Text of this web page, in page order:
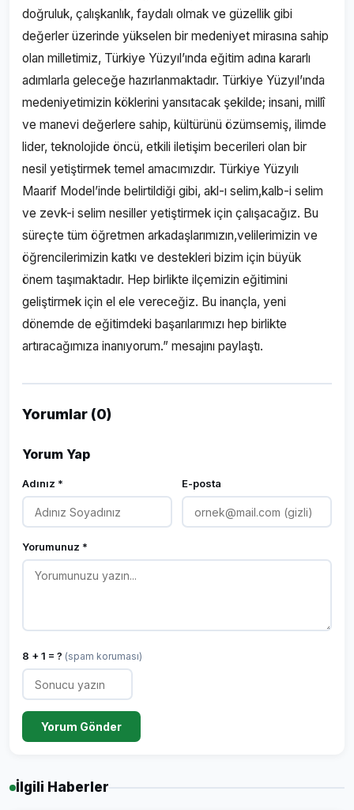
doğruluk, çalışkanlık, faydalı olmak ve güzellik gibi
değerler üzerinde yükselen bir medeniyet mirasına sahip
olan milletimiz, Türkiye Yüzyıl’ında eğitim adına kararlı
adımlarla geleceğe hazırlanmaktadır. Türkiye Yüzyıl’ında
medeniyetimizin köklerini yansıtacak şekilde; insani, millî
ve manevi değerlere sahip, kültürünü özümsemiş, ilimde
lider, teknolojide öncü, etkili iletişim becerileri olan bir
nesil yetiştirmek temel amacımızdır. Türkiye Yüzyılı
Maarif Model’inde belirtildiği gibi, akl-ı selim,kalb-i selim
ve zevk-i selim nesiller yetiştirmek için çalışacağız. Bu
süreçte tüm öğretmen arkadaşlarımızın,velilerimizin ve
öğrencilerimizin katkı ve destekleri bizim için büyük
önem taşımaktadır. Hep birlikte ilçemizin eğitimini
geliştirmek için el ele vereceğiz. Bu inançla, yeni
dönemde de eğitimdeki başarılarımızı hep birlikte
artıracağımıza inanıyorum.” mesajını paylaştı.
Yorumlar (0)
Yorum Yap
Adınız * E-posta
Yorumunuz *
8 + 1 = ? (spam koruması)
Yorum Gönder
İlgili Haberler